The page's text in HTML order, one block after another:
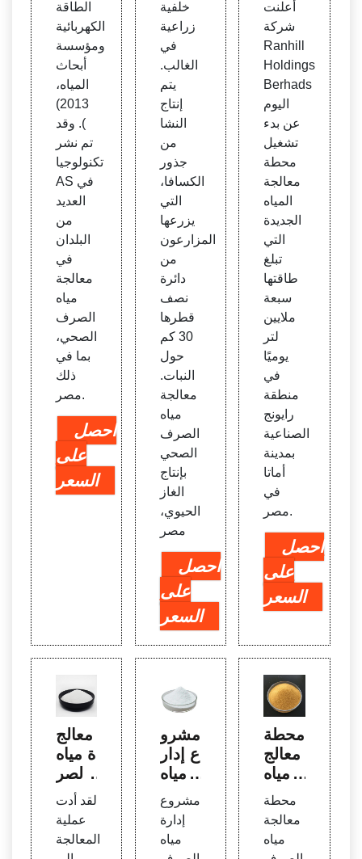
الطاقة
الكهربائية
ومؤسسة
أبحاث
المياه،
2013)
). وقد
تم نشر
تكنولوجيا
AS في
العديد
من
البلدان
في
معالجة
مياه
الصرف
الصحي،
بما في
ذلك
مصر.
احصل
على
السعر
خلفية
زراعية
في
الغالب.
يتم
إنتاج
النشا
من
جذور
الكسافا،
التي
يزرعها
المزارعون
من
دائرة
نصف
قطرها
30 كم
حول
النبات.
معالجة
مياه
الصرف
الصحي
بإنتاج
الغاز
الحيوي،
مصر
احصل
على
السعر
أعلنت
شركة
Ranhill
Holdings
Berhads
اليوم
عن بدء
تشغيل
محطة
معالجة
المياه
الجديدة
التي
تبلغ
طاقتها
سبعة
ملايين
لتر
يوميًا
في
منطقة
رايونج
الصناعية
بمدينة
أماتا
في
مصر.
احصل
على
السعر
معالج
ة مياه
الصر
ف ال
صحي
في ك
ورنبو
لقد أدت
عملية
المعالجة
مشرو
ع إدار
ة مياه
الصر
ف ال
صحي
في س
مشروع
إدارة
مياه
محطة
معالج
ة مياه
الصر
ف ال
صحي
• Bio
محطة
معالجة
مياه